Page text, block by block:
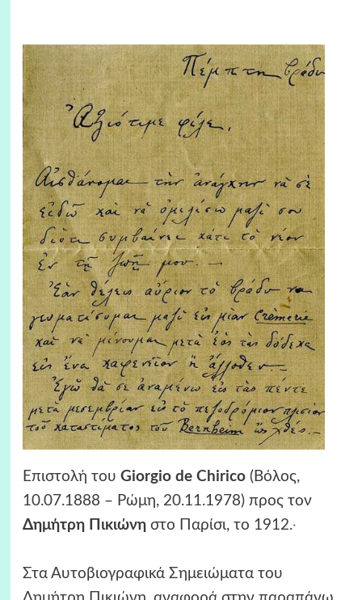
Επιστολή του Giorgio de Chirico(Βόλος,
10.07.1888 – Ρώμη, 20.11.1978) προς τον
Δημήτρη Πικιώνηστο Παρίσι, το 1912.*
Στα Αυτοβιογραφικά Σημειώματα του